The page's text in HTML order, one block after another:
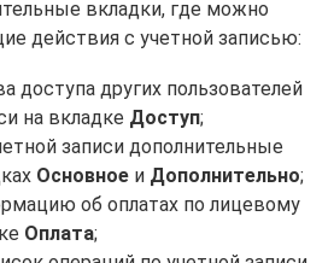
вкладки, где можно
действия с учетной записью:
доступа других пользователей
на вкладке Доступ;
записи дополнительные
Основное и Дополнительно;
об оплатах по лицевому
Оплата;